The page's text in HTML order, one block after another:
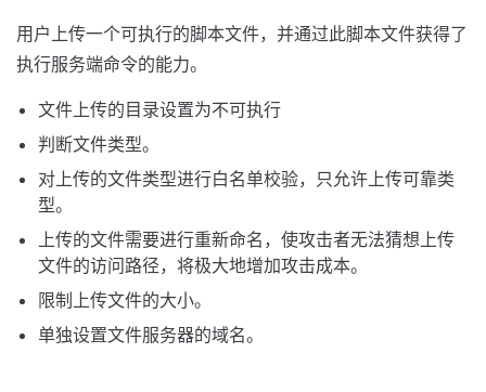
用户上传一个可执行的脚本文件，并通过此脚本文件获得了
执行服务端命令的能力。
文件上传的目录设置为不可执行
判断文件类型。
对上传的文件类型进行白名单校验，只允许上传可靠类
型。
上传的文件需要进行重新命名，使攻击者无法猜想上传
文件的访问路径，将极大地增加攻击成本。
限制上传文件的大小。
单独设置文件服务器的域名。